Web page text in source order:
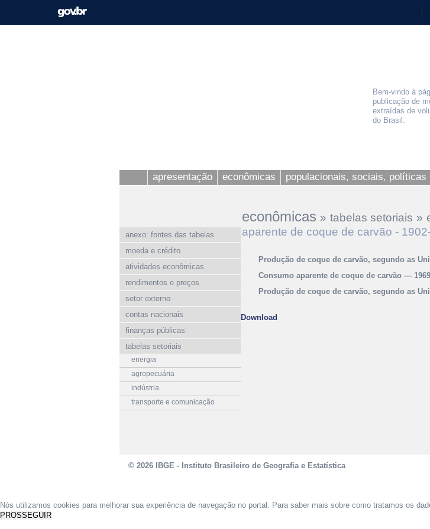
Bem-vindo à
publicação de
extraídas de
do Brasil.
apresentação econômicas populacionais, sociais, políticas
anexo: fontes das tabelas
moeda e crédito
atividades econômicas
rendimentos e preços
setor externo
contas nacionais
finanças públicas
tabelas setoriais
energia
agropecuária
indústria
transporte e comunicação
econômicas » tabelas setoriais »
aparente de coque de carvão -
Produção de coque de carvão, segundo as
Consumo aparente de coque de carvão —
Produção de coque de carvão, segundo as
Download
© 2026 IBGE - Instituto Brasileiro de Geografia e Estatística
Nós utilizamos cookies para melhorar sua experiência de navegação no portal. Para saber mais sobre como tratamos os
PROSSEGUIR